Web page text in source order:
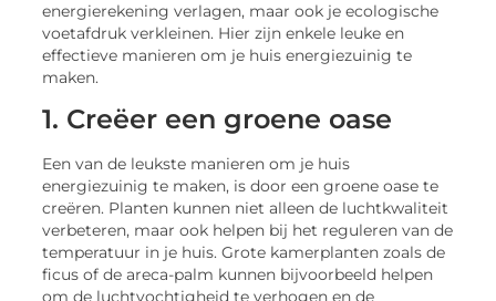
energierekening verlagen, maar ook je ecologische
voetafdruk verkleinen. Hier zijn enkele leuke en
effectieve manieren om je huis energiezuinig te
maken.
1. Creëer een groene oase
Een van de leukste manieren om je huis
energiezuinig te maken, is door een groene oase te
creëren. Planten kunnen niet alleen de luchtkwaliteit
verbeteren, maar ook helpen bij het reguleren van de
temperatuur in je huis. Grote kamerplanten zoals de
ficus of de areca-palm kunnen bijvoorbeeld helpen
om de luchtvochtigheid te verhogen en de